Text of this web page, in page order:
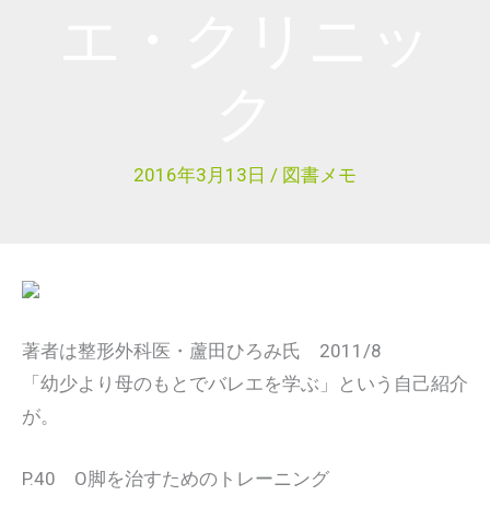
2016年3月13日 / 図書メモ
著者は整形外科医・蘆田ひろみ氏 2011/8
「幼少より母のもとでバレエを学ぶ」という自己紹介
が。
P.40 O脚を治すためのトレーニング